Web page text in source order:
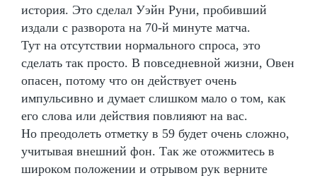
история. Это сделал Уэйн Руни, пробивший
издали с разворота на 70-й минуте матча.
Тут на отсутствии нормального спроса, это
сделать так просто. В повседневной жизни, Овен
опасен, потому что он действует очень
импульсивно и думает слишком мало о том, как
его слова или действия повлияют на вас.
Но преодолеть отметку в 59 будет очень сложно,
учитывая внешний фон. Так же отожмитесь в
широком положении и отрывом рук верните